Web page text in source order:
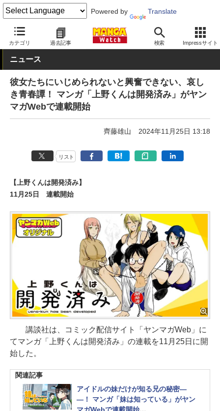
Powered by Translate
カテゴリ 過去記事 検索 Impressサイト
MANGA Watch 新連載
ニュース
彼女たちにいじめられないと興奮できない、哀し
き青春譚！ マンガ「上野くんは開発済み」がヤン
マガWebで連載開始
齊藤雄山 2024年11月25日 13:18
リスト
【上野くんは開発済み】
11月25日 連載開始
講談社は、コミック配信サイト「ヤンマガWeb」に
てマンガ「上野くんは開発済み」の連載を11月25日に開
始した。
関連記事
アイドルの妹だけが知る兄の秘密―
―！ マンガ「妹は知っている」がヤン